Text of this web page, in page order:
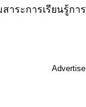
ระการเรียนรู้ก